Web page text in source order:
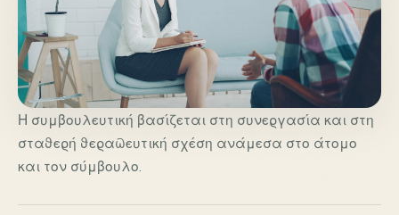
Η συμβουλευτική βασίζεται στη συνεργασία και στη
σταθερή θεραπευτική σχέση ανάμεσα στο άτομο
και τον σύμβουλο.